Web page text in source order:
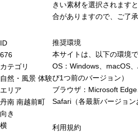
ID
676
カテゴリ
自然・風景 体験
エリア
丹南 南越前町
向き
横
きい素材を選択されます
合がありますので、ご了承
推奨環境
本サイトは、以下の環境
OS：Windows、macOS
び1つ前のバージョン）
ブラウザ：Microsoft
Safari（各最新バージョン
利用規約